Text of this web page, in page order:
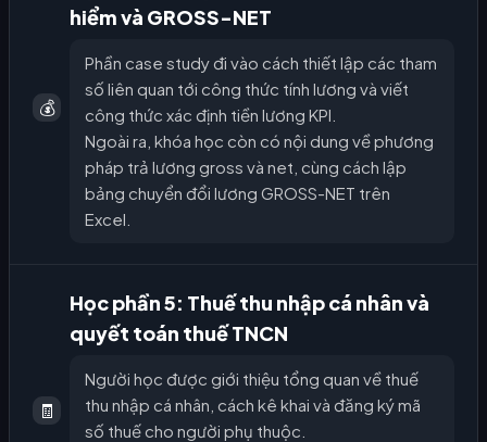
💰
hiểm và GROSS-NET
Phần case study đi vào cách thiết lập các tham
số liên quan tới công thức tính lương và viết
công thức xác định tiền lương KPI.
Ngoài ra, khóa học còn có nội dung về phương
pháp trả lương gross và net, cùng cách lập
bảng chuyển đổi lương GROSS-NET trên
Excel.
🧾
Học phần 5: Thuế thu nhập cá nhân và
quyết toán thuế TNCN
Người học được giới thiệu tổng quan về thuế
thu nhập cá nhân, cách kê khai và đăng ký mã
số thuế cho người phụ thuộc.